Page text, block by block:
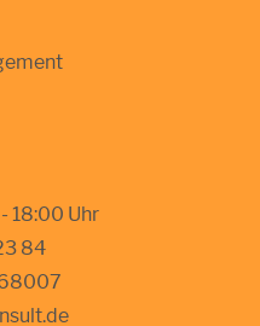
18:00 Uhr
84